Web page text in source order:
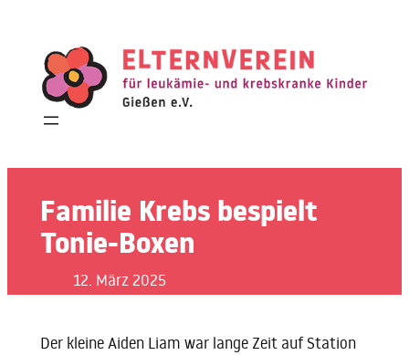
springen
Familie Krebs bespielt
Tonie-Boxen
12. März 2025
Der kleine Aiden Liam war lange Zeit auf Station